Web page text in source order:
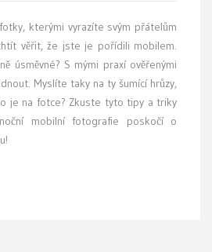
kterými vyrazíte svým přátelům
věřit, že jste je pořídili mobilem.
úsměvné? S mými praxí ověřenými
Myslíte taky na ty šumící hrůzy,
je na fotce? Zkuste tyto tipy a triky
mobilní fotografie poskočí o